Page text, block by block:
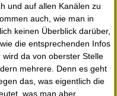
und auf allen Kanälen zu
auch, wie man in
keinen Überblick darüber,
die entsprechenden Infos
da von oberster Stelle
mehrere. Denn es geht
das, was eigentlich die
was man aber